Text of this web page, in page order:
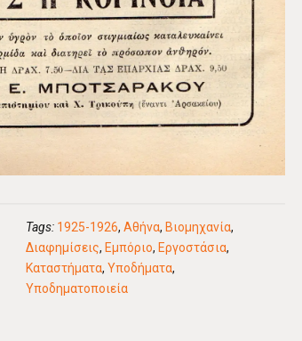
Tags: 1925-1926, Αθήνα, Βιομηχανία,
Διαφημίσεις, Εμπόριο, Εργοστάσια,
Καταστήματα, Υποδήματα,
Υποδηματοποιεία